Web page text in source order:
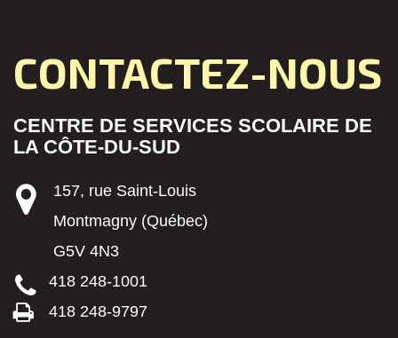
CONTACTEZ-NOUS
CENTRE DE SERVICES SCOLAIRE DE
LA CÔTE-DU-SUD
157, rue Saint-Louis
Montmagny (Québec)
G5V 4N3
418 248-1001
418 248-9797